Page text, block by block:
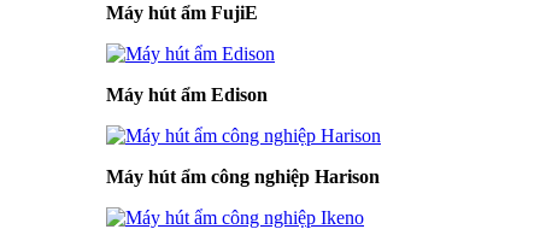
Máy hút ẩm FujiE
Máy hút ẩm Edison
Máy hút ẩm công nghiệp Harison